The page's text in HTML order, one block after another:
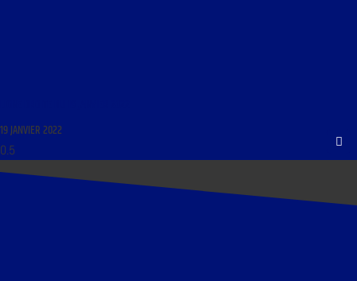
19 JANVIER 2022